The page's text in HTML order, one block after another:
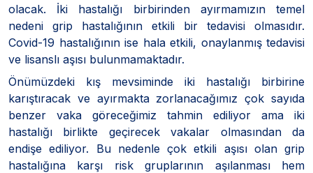
olacak. İki hastalığı birbirinden ayırmamızın temel
nedeni grip hastalığının etkili bir tedavisi olmasıdır.
Covid-19 hastalığının ise hala etkili, onaylanmış tedavisi
ve lisanslı aşısı bulunmamaktadır.
Önümüzdeki kış mevsiminde iki hastalığı birbirine
karıştıracak ve ayırmakta zorlanacağımız çok sayıda
benzer vaka göreceğimiz tahmin ediliyor ama iki
hastalığı birlikte geçirecek vakalar olmasından da
endişe ediliyor. Bu nedenle çok etkili aşısı olan grip
hastalığına karşı risk gruplarının aşılanması hem